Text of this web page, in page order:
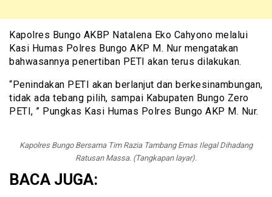
Kapolres Bungo AKBP Natalena Eko Cahyono melalui
Kasi Humas Polres Bungo AKP M. Nur mengatakan
bahwasannya penertiban PETI akan terus dilakukan.
“Penindakan PETI akan berlanjut dan berkesinambungan,
tidak ada tebang pilih, sampai Kabupaten Bungo Zero
PETI, ” Pungkas Kasi Humas Polres Bungo AKP M. Nur.
Kapolres Bungo Bersama Tim Razia Tambang Emas Ilegal Dihadang
Ratusan Massa. (Tangkapan layar).
BACA JUGA: